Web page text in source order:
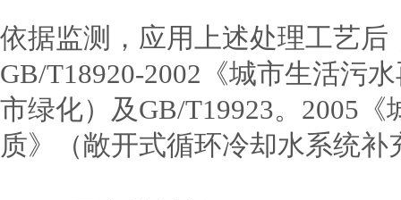
依据监测，应用上述处理工艺
GB/T18920-2002《城市生活污
市绿化）及GB/T19923。2005
质》（敞开式循环冷却水系统补